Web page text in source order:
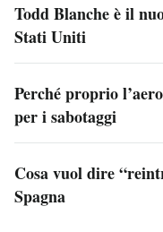
Todd Blanche è il
Stati Uniti
Perché proprio
per i sabotaggi
Cosa vuol dire
Spagna